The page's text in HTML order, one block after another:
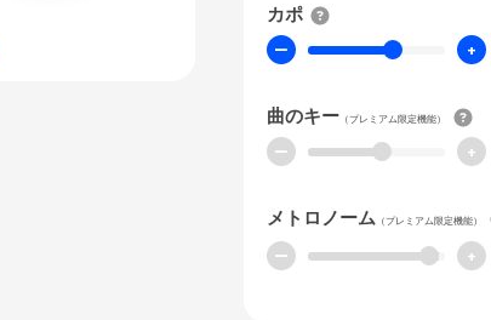
カポ
ー +
曲のキー （プレミアム限定機能）
ー +
メトロノーム （プレミアム限定機能）
ー +